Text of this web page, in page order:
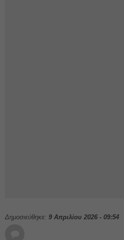
Δημοσιεύθηκε: 9 Απριλίου 2026 - 09:54